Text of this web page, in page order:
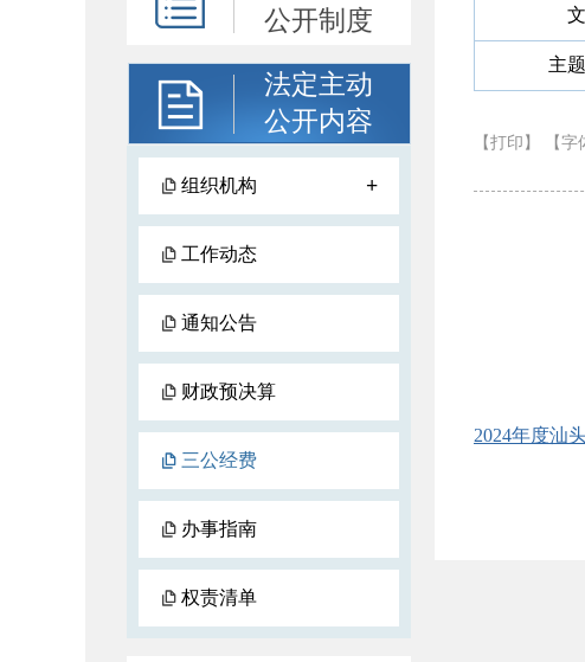
公开制度
法定主动
公开内容
组织机构 +
工作动态
通知公告
财政预决算
三公经费
办事指南
权责清单
主
【打印】 【字
2024年度汕